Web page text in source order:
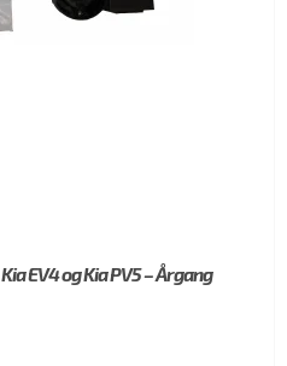
EV4 og Kia PV5 – Årgang